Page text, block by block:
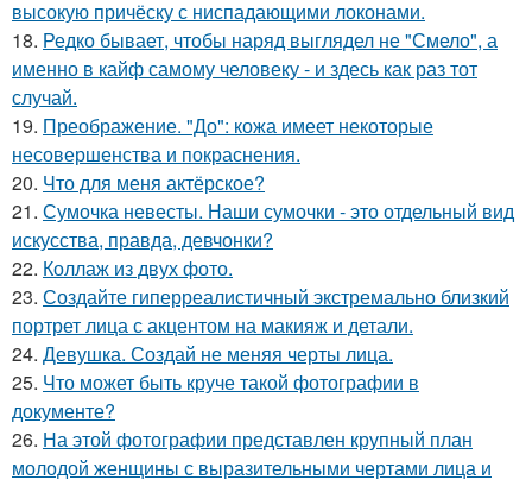
высокую причёску с ниспадающими локонами.
18. Редко бывает, чтобы наряд выглядел не "Смело", а
именно в кайф самому человеку - и здесь как раз тот
случай.
19. Преображение. "До": кожа имеет некоторые
несовершенства и покраснения.
20. Что для меня актёрское?
21. Сумочка невесты. Наши сумочки - это отдельный вид
искусства, правда, девчонки?
22. Коллаж из двух фото.
23. Создайте гиперреалистичный экстремально близкий
портрет лица с акцентом на макияж и детали.
24. Девушка. Создай не меняя черты лица.
25. Что может быть круче такой фотографии в
документе?
26. На этой фотографии представлен крупный план
молодой женщины с выразительными чертами лица и